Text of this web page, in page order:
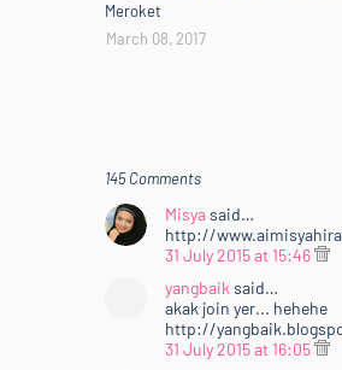
Meroket
March 08, 2017
145 Comments
Misyasaid…
http://
31 July 2015 at 15:46
yangbaik said…
akak join yer... hehehe
http://
31 July 2015 at 16:05